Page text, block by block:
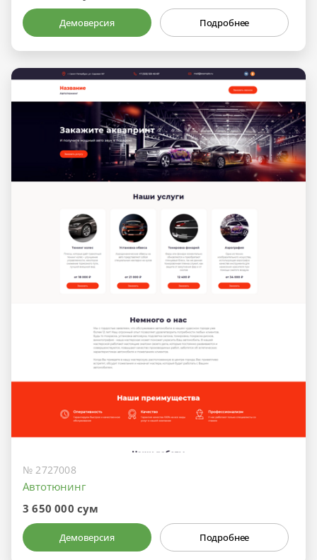
Демоверсия Подробнее
№ 2727008
Автотюнинг
3 650 000 сум
Демоверсия Подробнее